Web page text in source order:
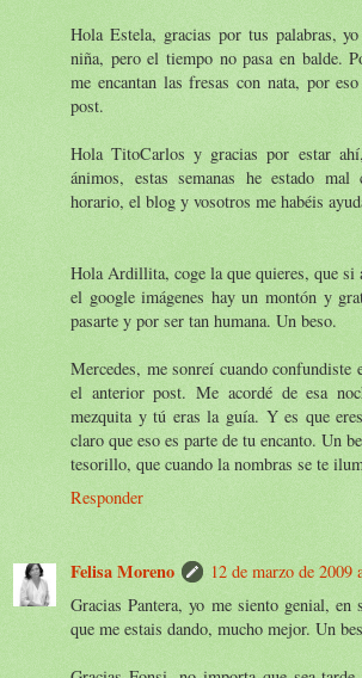
Hola Estela, gracias por tus palabras,
niña, pero el tiempo no pasa en balde.
me encantan las fresas con nata, por
post.
Hola TitoCarlos y gracias por estar
ánimos, estas semanas he estado
horario, el blog y vosotros me habéis
Hola Ardillita, coge la que quieres, que si
el google imágenes hay un montón y
pasarte y por ser tan humana. Un beso.
Mercedes, me sonreí cuando
el anterior post. Me acordé de esa
mezquita y tú eras la guía. Y es que
claro que eso es parte de tu encanto. Un
tesorillo, que cuando la nombras se te
Responder
Felisa Moreno
12 de marzo de 2009
Gracias Pantera, yo me siento genial,
que me estais dando, mucho mejor. Un